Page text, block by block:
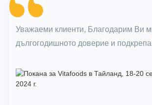
Уважаеми клиенти, Благодарим Ви
дългогодишното доверие и